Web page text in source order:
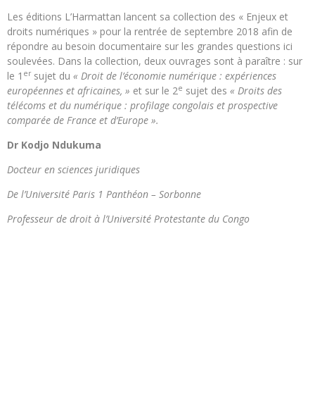
Les éditions L’Harmattan lancent sa collection des « Enjeux et
droits numériques » pour la rentrée de septembre 2018 afin de
répondre au besoin documentaire sur les grandes questions ici
soulevées. Dans la collection, deux ouvrages sont à paraître : sur
le 1 ersujet du « Droit de l’économie numérique : expériences
européennes et africaines, » et sur le 2e sujet des « Droits des
télécoms et du numérique : profilage congolais et prospective
comparée de France et d’Europe ».
Dr Kodjo Ndukuma
Docteur en sciences juridiques
De l’Université Paris 1 Panthéon – Sorbonne
Professeur de droit à l’Université Protestante du Congo